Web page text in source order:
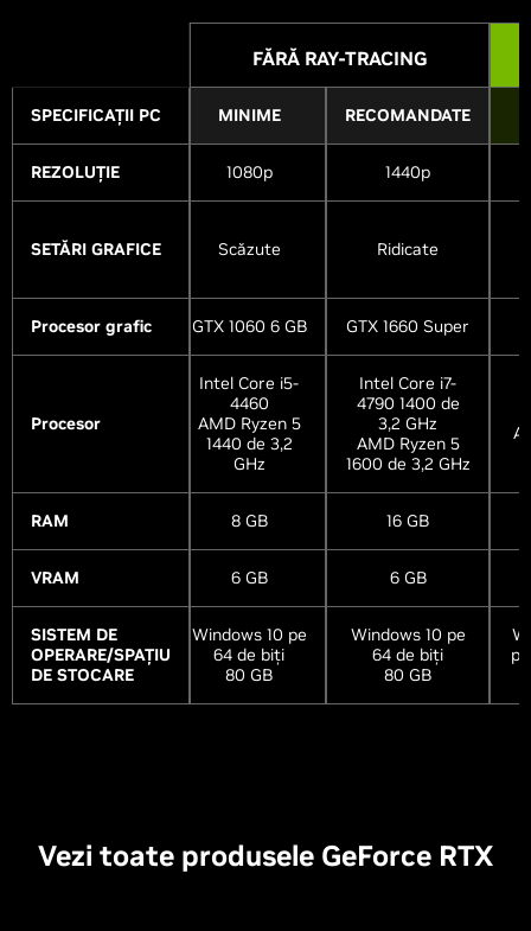
FĂRĂ RAY-TRACING
SPECIFICAȚII PC MINIME RECOMANDATE
REZOLUȚIE 1080p 1440p
SETĂRI GRAFICE Scăzute
Ridicate
Procesor grafic GTX 1060 6 GB GTX 1660 Super
Procesor
Intel Core i5-
4460
AMD Ryzen 5
1440 de 3,2
GHz
Intel Core i7-
4790 1400 de
3,2 GHz
AMD Ryzen 5
1600 de 3,2 GHz
RAM 8 GB 16 GB
VRAM 6 GB 6 GB
SISTEM DE
OPERARE/SPAȚIU
DE STOCARE
Windows 10 pe
64 de biți
80 GB
Windows 10 pe
64 de biți
80 GB
Vezi toate produsele GeForce RTX